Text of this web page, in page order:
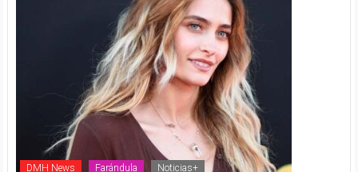
DMH News Farándula Noticias+